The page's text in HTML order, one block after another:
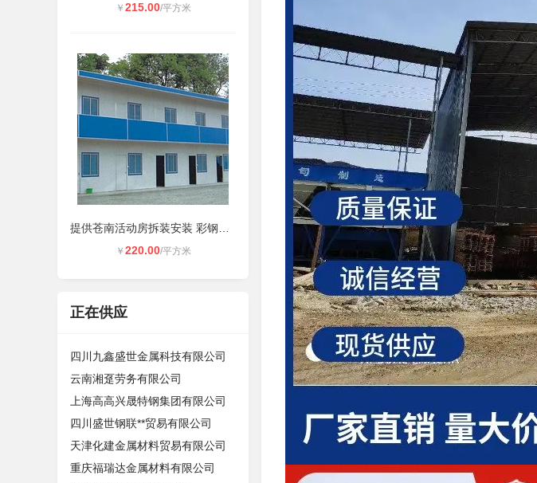
￥ 215.00/平方米
￥ 220.00/平方米
正在供应
四川九鑫盛世金属科技有限公司
云南湘趸劳务有限公司
上海高高兴晟特钢集团有限公司
四川盛世钢联**贸易有限公司
天津化建金属材料贸易有限公司
重庆福瑞达金属材料有限公司